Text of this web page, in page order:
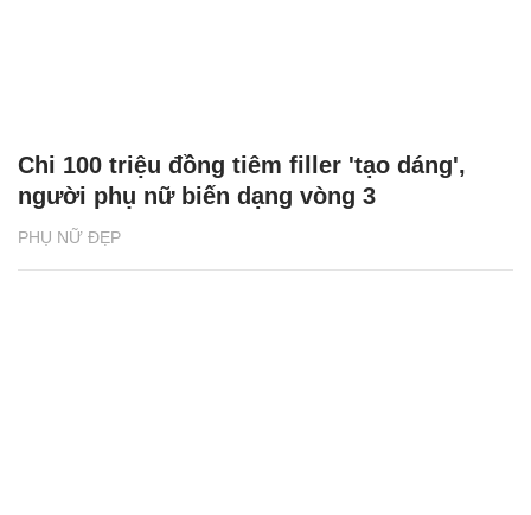
PHỤ NỮ ĐẸP
Chi 100 triệu đồng tiêm filler 'tạo dáng',
người phụ nữ biến dạng vòng 3